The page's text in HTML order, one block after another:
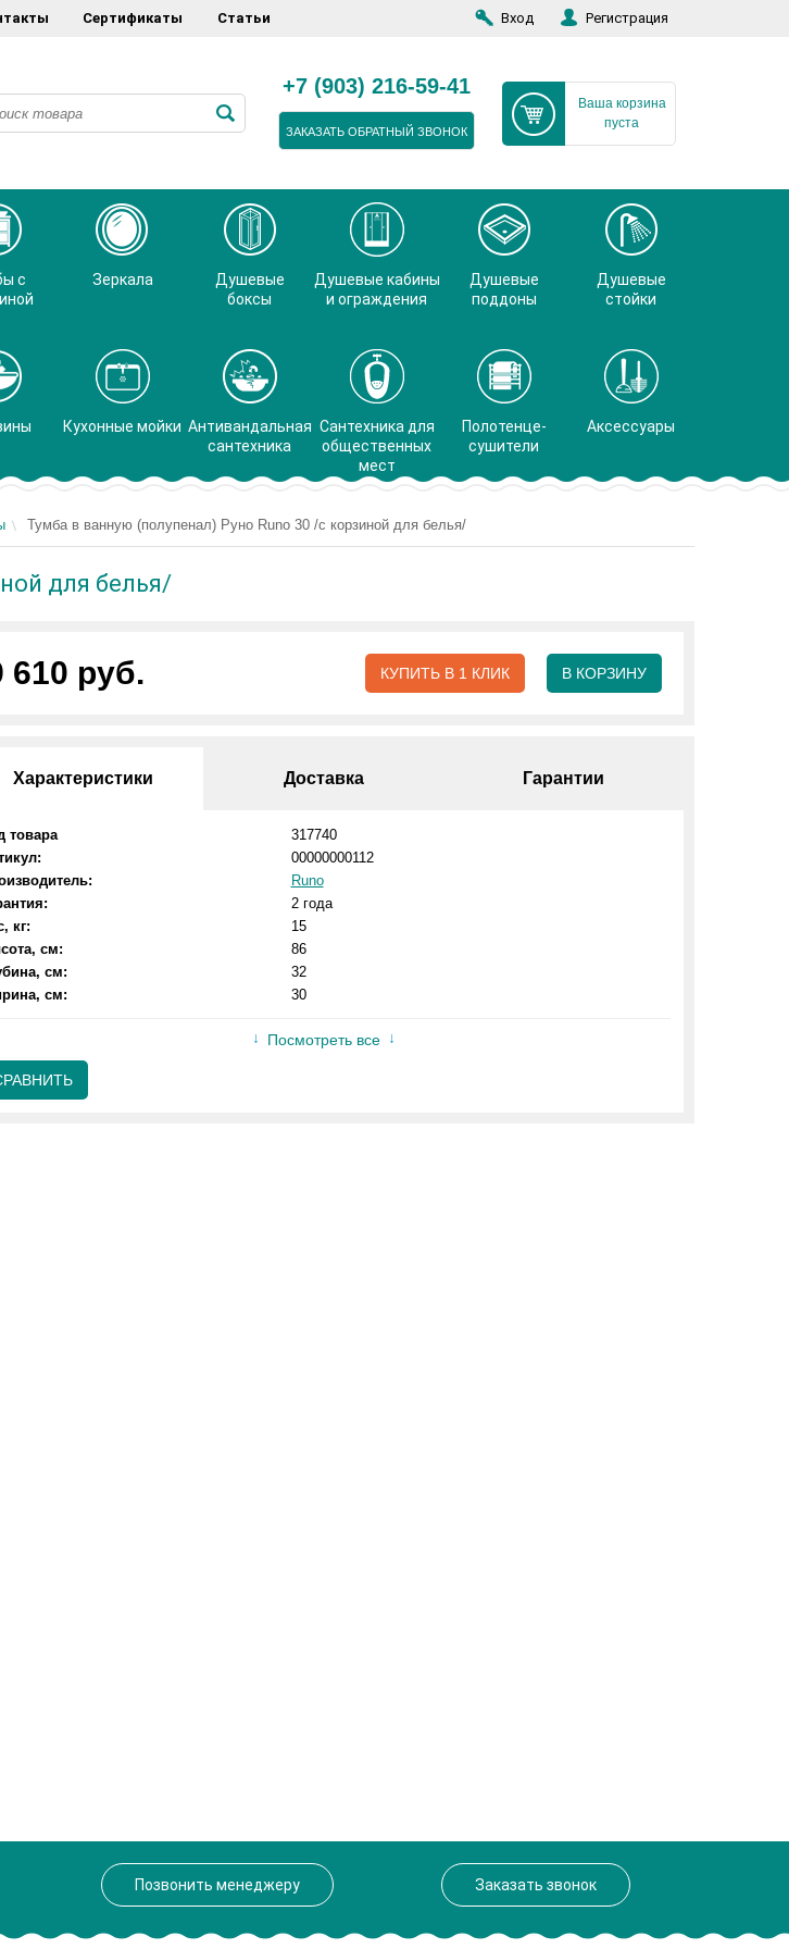
Сертификаты Статьи Вход Регистрация
+7 (903) 216-59-41
ЗАКАЗАТЬ ОБРАТНЫЙ ЗВОНОК
Ваша корзина
пуста
с
Зеркала
Душевые
боксы
Душевые кабины
и ограждения
Душевые
поддоны
Душевые
стойки
Кухонные мойки Антивандальная
сантехника
Сантехника для
общественных
мест
Полотенце-
сушители
Аксессуары
Тумба в ванную (полупенал) Руно Runo 30 /с корзиной для белья/
для белья/
610 руб. КУПИТЬ В 1 КЛИК В КОРЗИНУ
Характеристики Доставка Гарантии
товара
317740
00000000112
Runo
2 года
кг:
15
см:
86
см:
32
см:
30
Посмотреть все
Позвонить менеджеру Заказать звонок